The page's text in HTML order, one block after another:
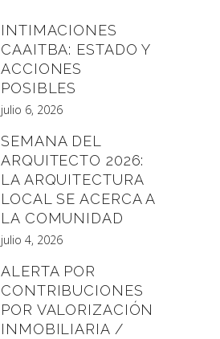
INTIMACIONES
CAAITBA: ESTADO Y
ACCIONES
POSIBLES
julio 6, 2026
SEMANA DEL
ARQUITECTO 2026:
LA ARQUITECTURA
LOCAL SE ACERCA A
LA COMUNIDAD
julio 4, 2026
ALERTA POR
CONTRIBUCIONES
POR VALORIZACIÓN
INMOBILIARIA /